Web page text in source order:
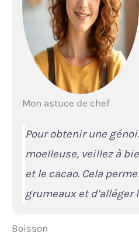
Mon astuce de chef
Pour obtenir une
moelleuse, veillez à
et le cacao. Cela
grumeaux et d’alléger
Boisson